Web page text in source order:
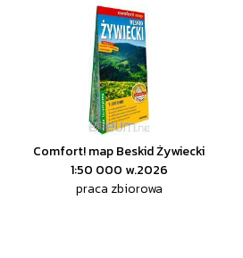
Comfort! map Beskid Żywiecki
1:50 000 w.2026
praca zbiorowa